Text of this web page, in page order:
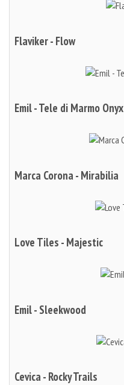
Flaviker - Flow
Emil - Tele di Marmo Onyx
Marca Corona - Mirabilia
Love Tiles - Majestic
Emil - Sleekwood
Cevica - Rocky Trails